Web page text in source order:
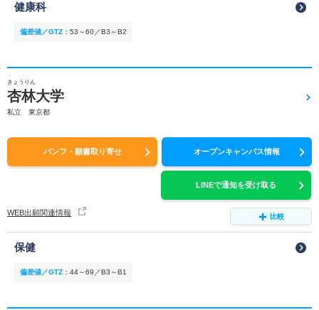
健康科
偏差値／GTZ ： 53～60／B3～B2
きょうりん
杏林大学
私立 東京都
パンフ・願書取り寄せ オープンキャンパス情報
LINEで通知を受け取る
WEB出願関連情報 比較
保健
偏差値／GTZ ： 44～69／B3～B1